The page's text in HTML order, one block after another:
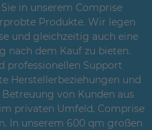
in unserem Comprise
Produkte. Wir legen
und gleichzeitig auch eine
nach dem Kauf zu bieten.
professionellen Support
Herstellerbeziehungen und
von Kunden aus
privaten Umfeld. Comprise
In unserem 600 qm großen